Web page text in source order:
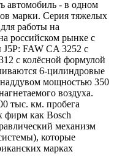
автомобиль - в одном
марки. Серия тяжелых
работы на
российском рынке с
FAW CA 3252 с
с колёсной формулой
6-цилиндровые
мощностью 350
воздуха.
тыс. км. пробега
фирм как Bosch
механизм
которые
марках